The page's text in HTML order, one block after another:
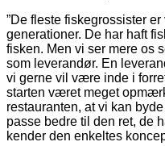
”De fleste fiskegrossister
generationer. De har haft
fisken. Men vi ser mere os
som leverandør. En
vi gerne vil være inde i
starten været meget
restauranten, at vi kan
passe bedre til den ret, de
kender den enkeltes